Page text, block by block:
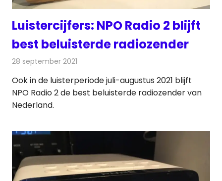
Luistercijfers: NPO Radio 2 blijft
best beluisterde radiozender
28 september 2021
Ook in de luisterperiode juli-augustus 2021 blijft
NPO Radio 2 de best beluisterde radiozender van
Nederland.